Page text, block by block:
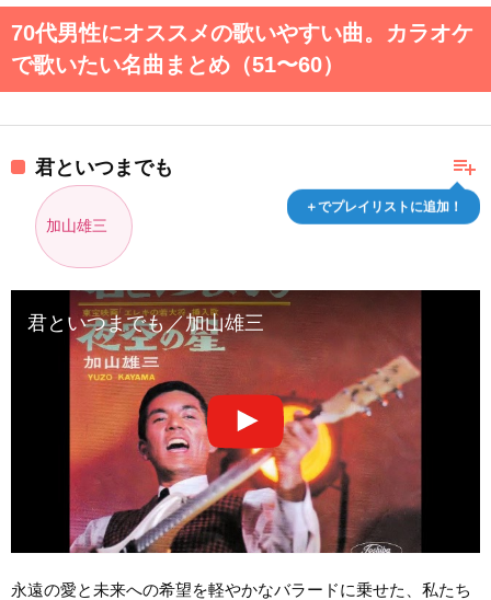
70代男性にオススメの歌いやすい曲。カラオケ
で歌いたい名曲まとめ（51〜60）
playlist_add
＋でプレイリストに追加！
君といつまでも
加山雄三
君といつまでも／加山雄三
永遠の愛と未来への希望を軽やかなバラードに乗せた、私たち